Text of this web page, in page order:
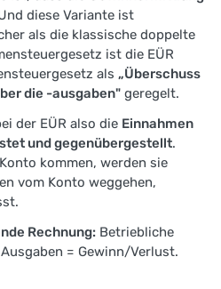
diese Variante ist
als die klassische doppelte
ist die EÜR
als „Überschuss
die -ausgaben" geregelt.
der EÜR also die Einnahmen
und gegenübergestellt.
kommen, werden sie
vom Konto weggehen,
Rechnung: Betriebliche
= Gewinn/Verlust.